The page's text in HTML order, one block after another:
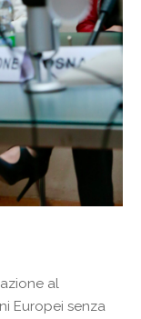
al
Europei senza